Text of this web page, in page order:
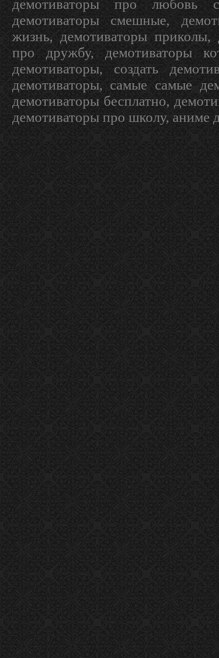
демотиваторы про любовь
демотиваторы смешные,
жизнь, демотиваторы приколы,
про дружбу, демотиваторы
демотиваторы, создать
демотиваторы, самые самые
демотиваторы бесплатно,
демотиваторы про школу, аниме